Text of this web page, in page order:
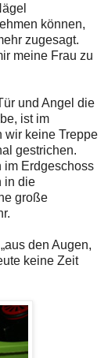
können,
zugesagt.
meine Frau zu
und Angel die
ist im
wir keine Treppe
gestrichen.
im Erdgeschoss
in die
große
den Augen,
keine Zeit